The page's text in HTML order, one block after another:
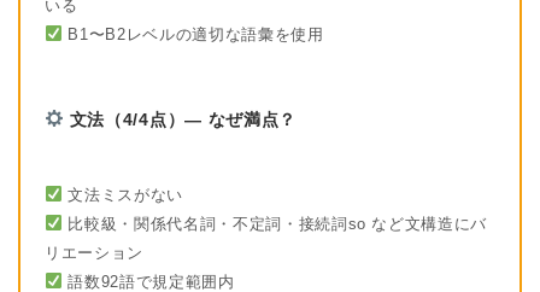
いる
B1〜B2レベルの適切な語彙を使用
文法（4/4点）— なぜ満点？
文法ミスがない
比較級・関係代名詞・不定詞・接続詞so など文構造にバ
リエーション
語数92語で規定範囲内